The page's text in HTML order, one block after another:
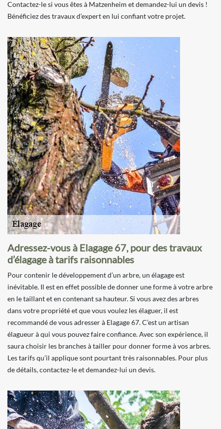
Contactez-le si vous êtes à Matzenheim et demandez-lui un devis !
Bénéficiez des travaux d’expert en lui confiant votre projet.
Adressez-vous à Elagage 67, pour des travaux
d’élagage à tarifs raisonnables
Pour contenir le développement d’un arbre, un élagage est
inévitable. Il est en effet possible de donner une forme à votre arbre
en le taillant et en contenant sa hauteur. Si vous avez des arbres
dans votre propriété et que vous voulez les élaguer, il est
recommandé de vous adresser à Elagage 67. C’est un artisan
élagueur à qui vous pouvez faire confiance. Avec son expérience, il
saura choisir les branches à tailler pour donner forme à vos arbres.
Les tarifs qu’il applique sont pourtant très raisonnables. Pour plus
de détails, contactez-le et demandez-lui un devis.